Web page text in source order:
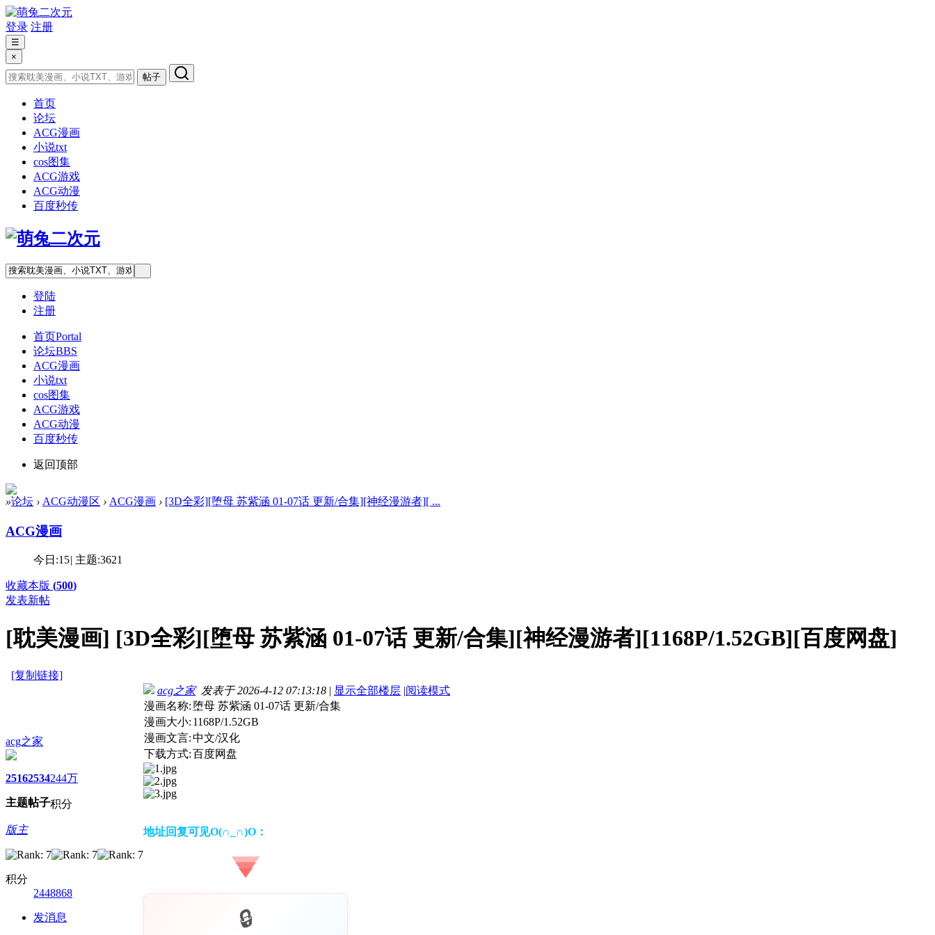
登录 注册
☰
×
帖子
首页
论坛
ACG漫画
小说txt
cos图集
ACG游戏
ACG动漫
百度秒传
登陆
注册
首页Portal
论坛BBS
ACG漫画
小说txt
cos图集
ACG游戏
ACG动漫
百度秒传
返回顶部
»论坛 › ACG动漫区 › ACG漫画 › [3D全彩][堕母 苏紫涵 01-07话 更新/合集][神经漫游者][ ...
ACG漫画
今日:15| 主题:3621
收藏本版 (500)
发表新帖
[耽美漫画] [3D全彩][堕母 苏紫涵 01-07话 更新/合集][神经漫游者][1168P/1.52GB][百度网盘]
[复制链接]
acg之家
2516
主题
2534
帖子
244万
积分
版主
积分
2448868
发消息
acg之家发表于 2026-4-12 07:13:18 | 显示全部楼层 |阅读模式
漫画名称: 堕母 苏紫涵 01-07话 更新/合集
漫画大小: 1168P/1.52GB
漫画文言:中文/汉化
下载方式:百度网盘
地址回复可见O(∩_∩)O：